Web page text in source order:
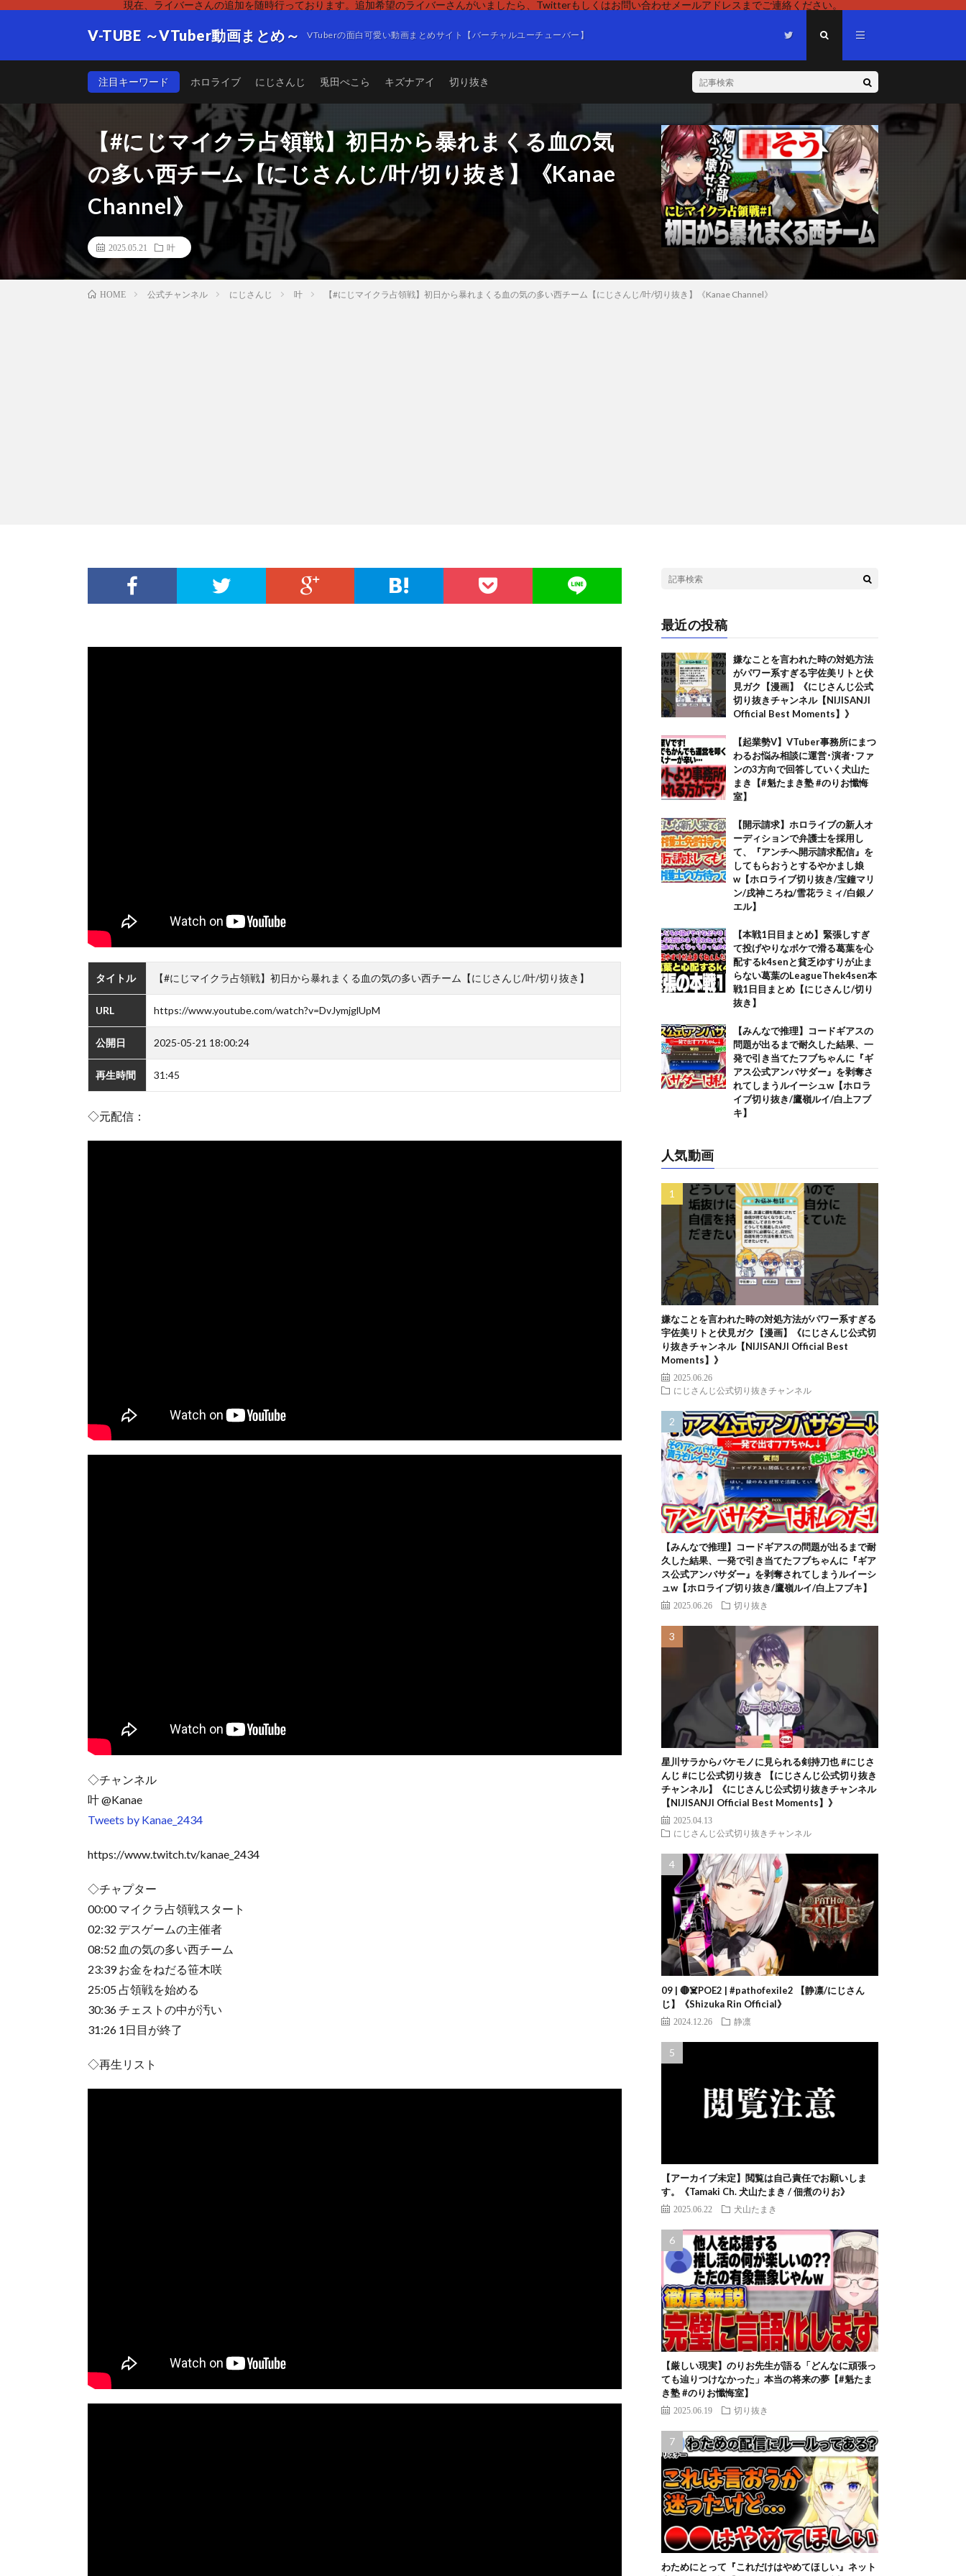
現在、ライバーさんの追加を随時行っております。追加希望のライバーさんがいましたら、Twitterもしくはお問い合わせメールアドレスまでご連絡ください。
V-TUBE ～VTuber動画まとめ～ VTuberの面白可愛い動画まとめサイト【バーチャルユーチューバー】
注目キーワード ホロライブ にじさんじ 兎田ぺこら キズナアイ 切り抜き
【#にじマイクラ占領戦】初日から暴れまくる血の気
の多い西チーム【にじさんじ/叶/切り抜き】《Kanae
Channel》
2025.05.21 叶
HOME 公式チャンネル にじさんじ 叶 【#にじマイクラ占領戦】初日から暴れまくる血の気の多い西チーム【にじさんじ/叶/切り抜き】《Kanae Channel》
タイトル 【#にじマイクラ占領戦】初日から暴れまくる血の気の多い西チーム【にじさんじ/叶/切り抜き】
URL https://www.youtube.com/watch?v=DvJymjglUpM
公開日 2025-05-21 18:00:24
再生時間 31:45
◇元配信：
◇チャンネル
叶 @Kanae
Tweets by Kanae_2434
https://www.twitch.tv/kanae_2434
◇チャプター
00:00 マイクラ占領戦スタート
02:32 デスゲームの主催者
08:52 血の気の多い西チーム
23:39 お金をねだる笹木咲
25:05 占領戦を始める
30:36 チェストの中が汚い
31:26 1日目が終了
◇再生リスト
最近の投稿
嫌なことを言われた時の対処方法
がパワー系すぎる宇佐美リトと伏
見ガク【漫画】《にじさんじ公式
切り抜きチャンネル【NIJISANJI
Official Best Moments】》
【起業勢V】VTuber事務所にまつ
わるお悩み相談に運営･演者･ファ
ンの3方向で回答していく犬山た
まき【#魁たまき塾 #のりお懺悔
室】
【開示請求】ホロライブの新人オ
ーディションで弁護士を採用し
て、『アンチへ開示請求配信』を
してもらおうとするやかまし娘
w【ホロライブ切り抜き/宝鐘マリ
ン/戌神ころね/雪花ラミィ/白銀ノ
エル】
【本戦1日目まとめ】緊張しすぎ
て投げやりなボケで滑る葛葉を心
配するk4senと貧乏ゆすりが止ま
らない葛葉のLeagueThek4sen本
戦1日目まとめ【にじさんじ/切り
抜き】
【みんなで推理】コードギアスの
問題が出るまで耐久した結果、一
発で引き当てたフブちゃんに『ギ
アス公式アンバサダー』を剥奪さ
れてしまうルイーシュw【ホロラ
イブ切り抜き/鷹嶺ルイ/白上フブ
キ】
人気動画
嫌なことを言われた時の対処方法がパワー系すぎる
宇佐美リトと伏見ガク【漫画】《にじさんじ公式切
り抜きチャンネル【NIJISANJI Official Best
Moments】》
2025.06.26
にじさんじ公式切り抜きチャンネル
【みんなで推理】コードギアスの問題が出るまで耐
久した結果、一発で引き当てたフブちゃんに『ギア
ス公式アンバサダー』を剥奪されてしまうルイーシ
ュw【ホロライブ切り抜き/鷹嶺ルイ/白上フブキ】
2025.06.26 切り抜き
星川サラからバケモノに見られる剣持刀也 #にじさ
んじ #にじ公式切り抜き 【にじさんじ公式切り抜き
チャンネル】《にじさんじ公式切り抜きチャンネル
【NIJISANJI Official Best Moments】》
2025.04.13
にじさんじ公式切り抜きチャンネル
09 | 🔴☠️POE2 | #pathofexile2 【静凛/にじさん
じ】《Shizuka Rin Official》
2024.12.26 静凛
【アーカイブ未定】閲覧は自己責任でお願いしま
す。《Tamaki Ch. 犬山たまき / 佃煮のりお》
2025.06.22 犬山たまき
【厳しい現実】のりお先生が語る「どんなに頑張っ
ても辿りつけなかった」本当の将来の夢【#魁たま
き塾 #のりお懺悔室】
2025.06.19 切り抜き
わためにとって『これだけはやめてほしい』ネット